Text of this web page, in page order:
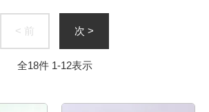
< 前 次 >
全18件 1-12表示